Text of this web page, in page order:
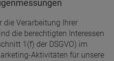
die Verarbeitung Ihrer
die berechtigten Interessen
1(f) der DSGVO) im
Aktivitäten für unsere